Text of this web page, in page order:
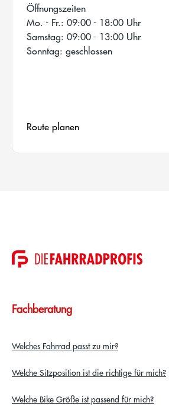
Öffnungszeiten
Mo. - Fr.: 09:00 - 18:00 Uhr
Samstag: 09:00 - 13:00 Uhr
Sonntag: geschlossen
Route planen
Fachberatung
Welches Fahrrad passt zu mir?
Welche Sitzposition ist die richtige für mich?
Welche Bike Größe ist passend für mich?